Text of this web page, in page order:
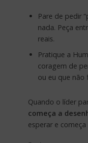
Pare de pedir
nada. Peça
reais.
Pratique a
coragem de
ou eu que não
Quando o líder
começa a
esperar e começa